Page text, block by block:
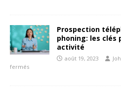
Prospection
phoning: les clés
activité
août 19, 2023
fermés